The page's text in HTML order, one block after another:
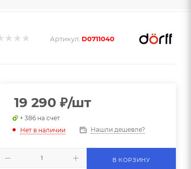
Артикул: D0711040
19 290 ₽/шт
+ 386 на счет
Нет в наличии
Нашли дешевле?
В КОРЗИНУ